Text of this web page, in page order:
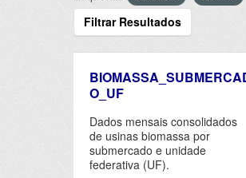
Filtrar Resultados
O_UF
Dados mensais consolidados
de usinas biomassa por
submercado e unidade
federativa (UF).